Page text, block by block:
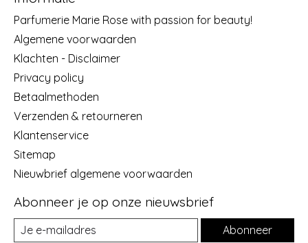
Parfumerie Marie Rose with passion for beauty!
Algemene voorwaarden
Klachten - Disclaimer
Privacy policy
Betaalmethoden
Verzenden & retourneren
Klantenservice
Sitemap
Nieuwbrief algemene voorwaarden
Abonneer je op onze nieuwsbrief
Abonneer